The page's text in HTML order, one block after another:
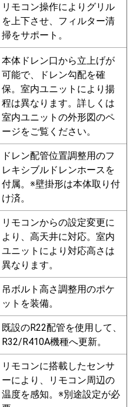
PA-P140L7HNB
PA-P140L7KA
PA-P140L7HNA
PA-P140L7KN PA-
PA-P140L7H PA-
PA-P140L6KNB PA-
PA-P140L6HNB PA-
PA-P140L6KN1 PA-
PA-P140L6HN1 PA-
PA-P140L6HN
リモコン操作によりグリル
を上下させ、フィルター清
掃をサポート。
本体ドレン口から立上げが
可能で、ドレン勾配を確
保。室内ユニットにより揚
程は異なります。詳しくは
室内ユニットの外形図のペ
ージをご覧ください。
ドレン配管位置調整用のフ
レキシブルドレンホースを
付属。※壁掛形は本体取り付
け済。
リモコンからの設定変更に
より、高天井に対応。室内
ユニットにより対応高さは
異なります。
吊ボルト高さ調整用のポケ
ットを装備。
既設のR22配管を使用して、
R32/R410A機種へ更新。
リモコンに搭載したセンサ
ーにより、リモコン周辺の
温度を感知。※別途設定が必